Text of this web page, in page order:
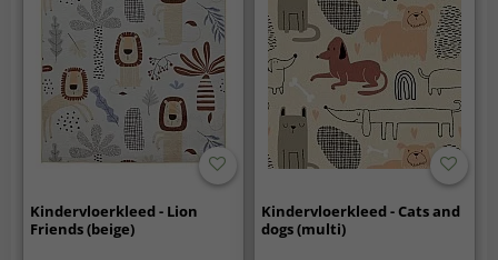
Kindervloerkleed - Lion
Friends (beige)
Kindervloerkleed - Cats and
dogs (multi)